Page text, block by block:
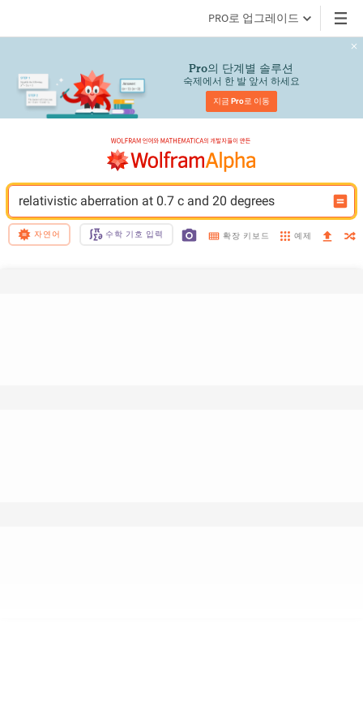
PRO로 업그레이드
Pro의 단계별 솔루션
숙제에서 한 발 앞서 하세요
지금 Pro로 이동
relativistic aberration at 0.7 c and 20 degrees
자연어 수학 기호 입력 확장 키보드 예제